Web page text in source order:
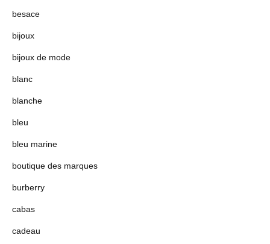
besace
bijoux
bijoux de mode
blanc
blanche
bleu
bleu marine
boutique des marques
burberry
cabas
cadeau